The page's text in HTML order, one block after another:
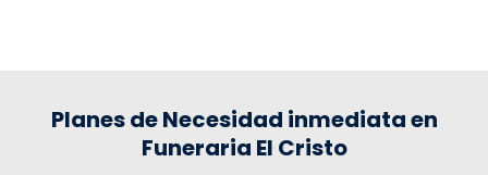
Planes de Necesidad inmediata en
Funeraria El Cristo